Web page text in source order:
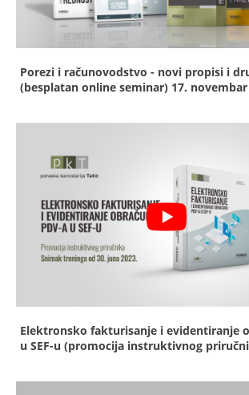
Porezi i računovodstvo - novi propisi i
(besplatan online seminar) 17. novembar
Elektronsko fakturisanje i evidentiranje
u SEF-u (promocija instruktivnog